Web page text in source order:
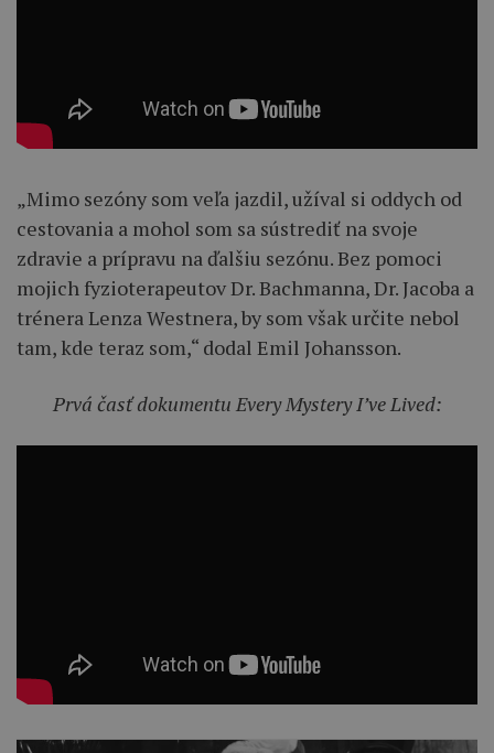
„Mimo sezóny som veľa jazdil, užíval si oddych od
cestovania a mohol som sa sústrediť na svoje
zdravie a prípravu na ďalšiu sezónu. Bez pomoci
mojich fyzioterapeutov Dr. Bachmanna, Dr. Jacoba a
trénera Lenza Westnera, by som však určite nebol
tam, kde teraz som,“ dodal Emil Johansson.
Prvá časť dokumentu Every Mystery I’ve Lived: